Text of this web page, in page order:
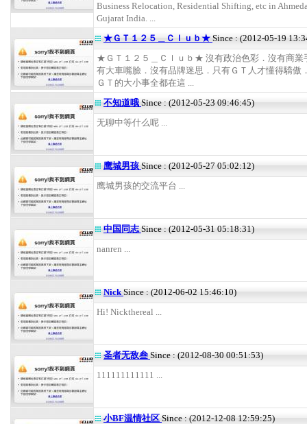
Business Relocation, Residential Shifting, etc in
Gujarat India. ...
★ＧＴ１２５＿Ｃｌｕｂ★ Since : (2012-05-19
★ＧＴ１２５＿Ｃｌｕｂ★ 沒有政治色彩．沒有商業
有大車嘴臉．沒有品牌迷思．只有ＧＴ人才懂得驕傲
ＧＴ的大小事全都在這 ...
不知道哦 Since : (2012-05-23 09:46:45)
无聊中等什么呢 ...
鹰城男孩 Since : (2012-05-27 05:02:12)
鹰城男孩的交流平台 ...
中国同志Since : (2012-05-31 05:18:31)
nanren ...
NickSince : (2012-06-02 15:46:10)
Hi! Nickthereal ...
圣者无敌叁 Since : (2012-08-30 00:51:53)
111111111111 ...
小BF温情社区 Since : (2012-12-08 12:59:25)